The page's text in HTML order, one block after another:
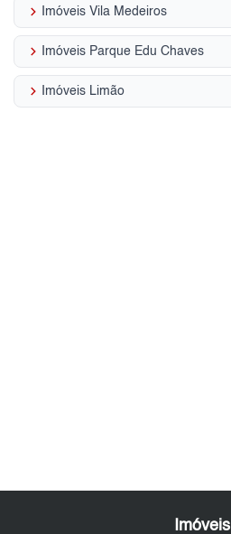
keyboard_arrow_right Imóveis Vila Medeiros
keyboard_arrow_right Imóveis Parque Edu Chaves
keyboard_arrow_right Imóveis Limão
Imóveis